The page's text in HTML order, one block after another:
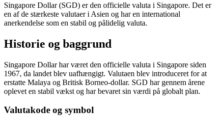
Singapore Dollar (SGD) er den officielle valuta i Singapore. Det er
en af de stærkeste valutaer i Asien og har en international
anerkendelse som en stabil og pålidelig valuta.
Historie og baggrund
Singapore Dollar har været den officielle valuta i Singapore siden
1967, da landet blev uafhængigt. Valutaen blev introduceret for at
erstatte Malaya og Britisk Borneo-dollar. SGD har gennem årene
oplevet en stabil vækst og har bevaret sin værdi på globalt plan.
Valutakode og symbol